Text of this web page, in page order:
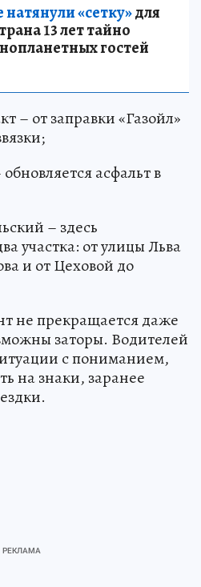
«сетку»для
13 лет тайно
гостей
– от заправки «Газойл»
асфальт в
– здесь
участка: от улицы Льва
и от Цеховой до
не прекращается даже
заторы. Водителей
с пониманием,
на знаки, заранее